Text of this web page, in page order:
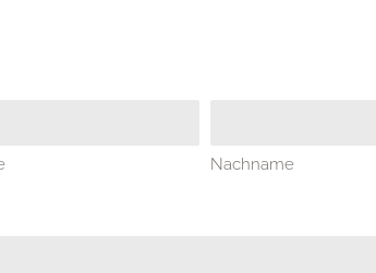
Nachname